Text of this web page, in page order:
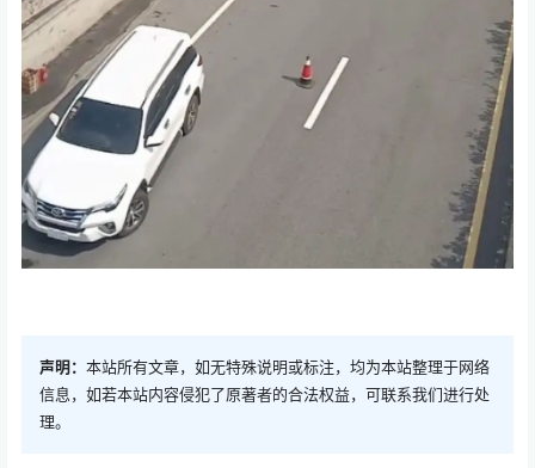
声明： 本站所有文章，如无特殊说明或标注，均为本站整理于网络
信息，如若本站内容侵犯了原著者的合法权益，可联系我们进行处
理。